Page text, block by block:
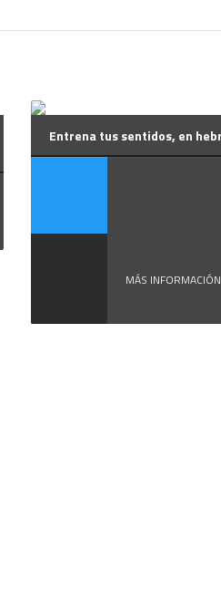
Entrena tus sentidos, en
MÁS INFORMACIÓN